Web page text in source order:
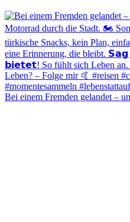
Bei einem Fremden gelandet –